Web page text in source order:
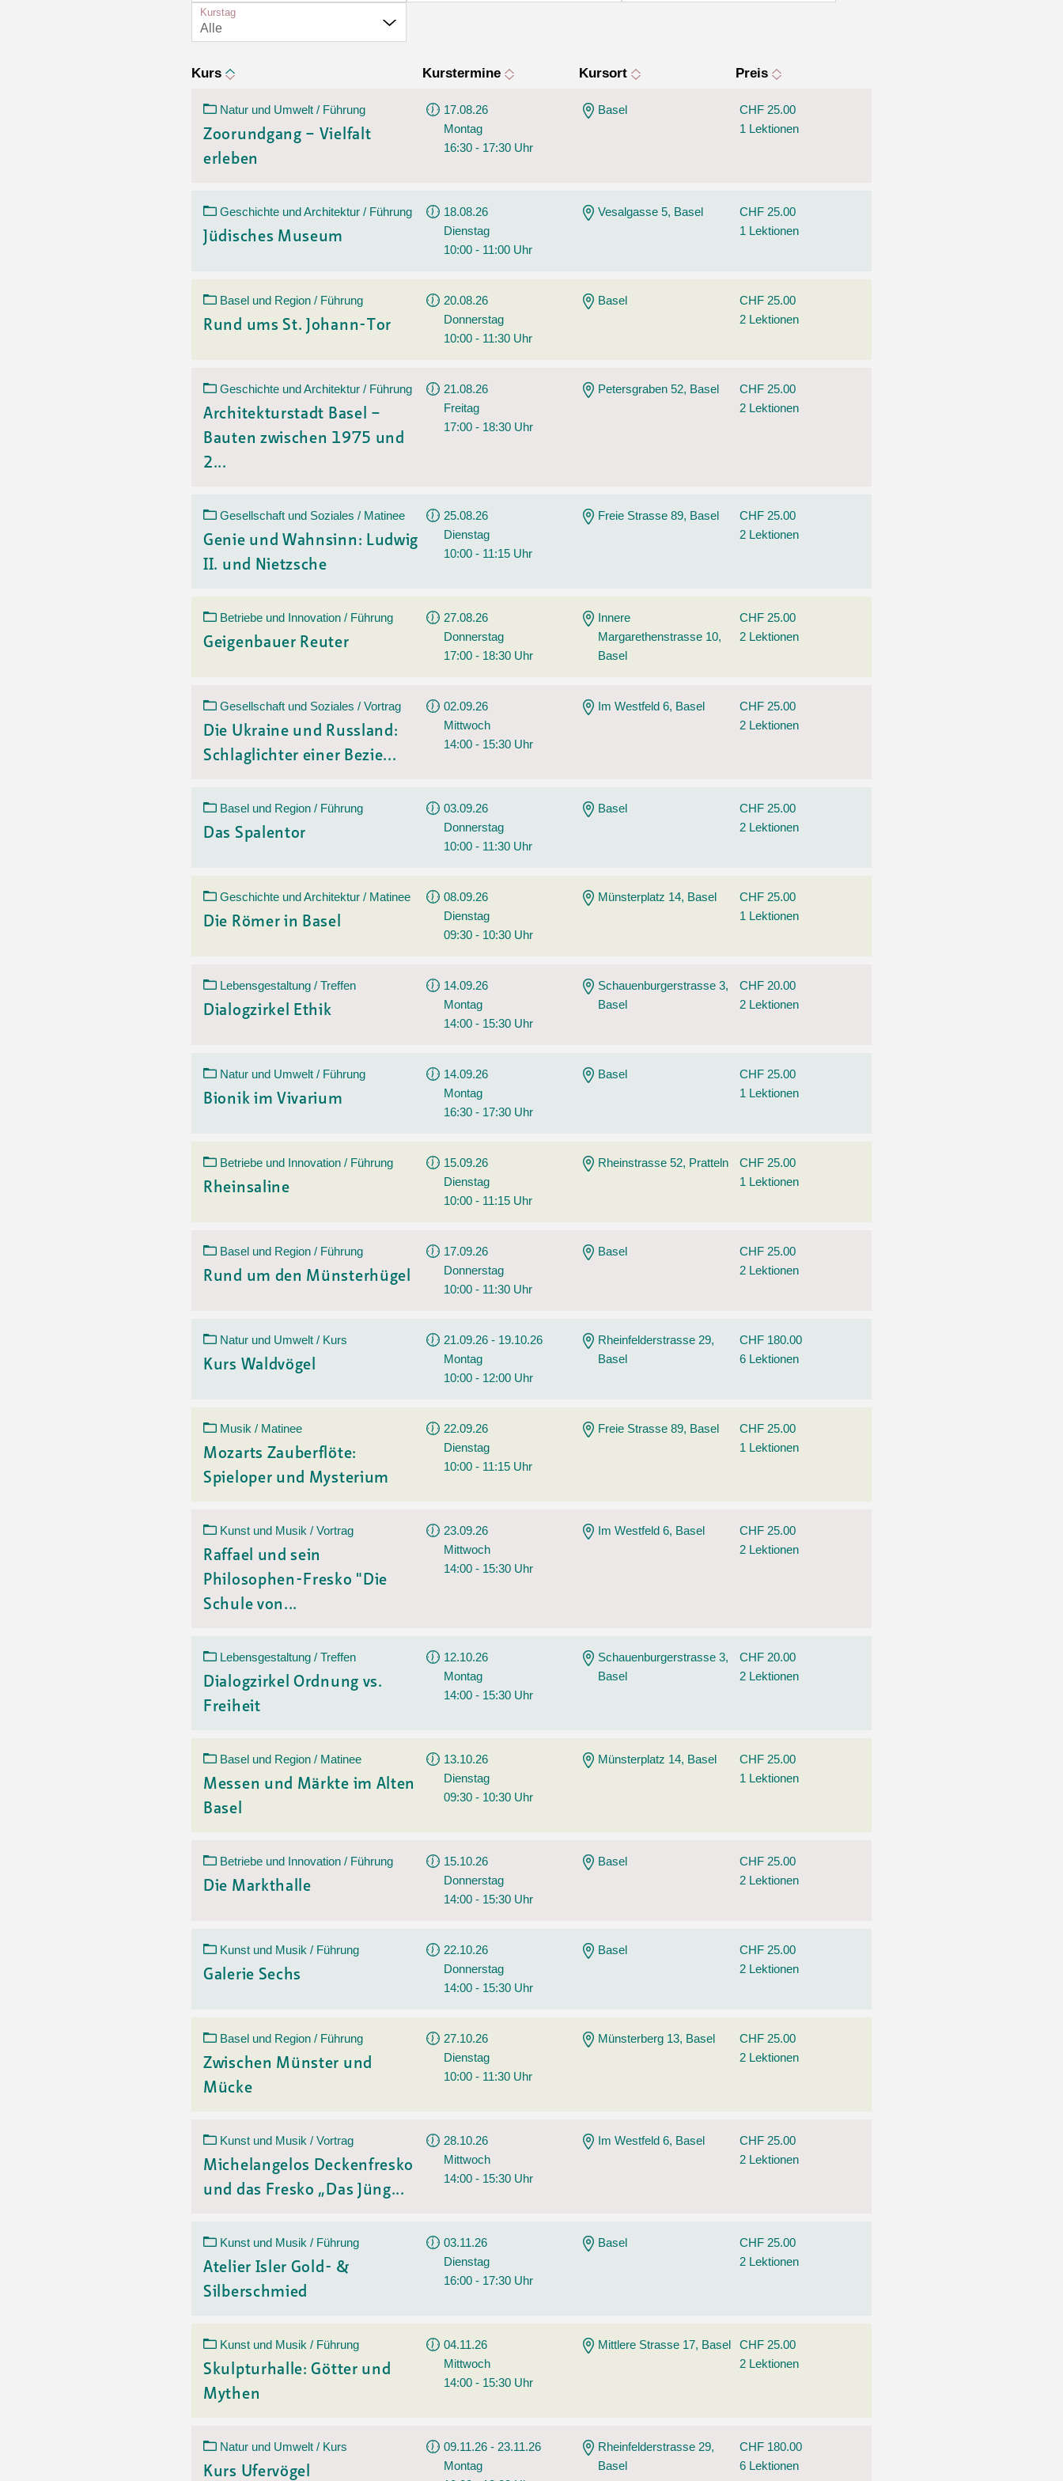
Altersstrategien und Leitbilder
Anleitung für Online Unterricht
Weitere Angebote
Kurstag
Alle
Kurs Kurstermine Kursort Preis
Natur und Umwelt / Führung
Zoorundgang – Vielfalt
erleben
17.08.26
Montag
16:30 - 17:30 Uhr
Basel
CHF 25.00
1 Lektionen
Geschichte und Architektur / Führung
Jüdisches Museum
18.08.26
Dienstag
10:00 - 11:00 Uhr
Vesalgasse 5, Basel
CHF 25.00
1 Lektionen
Basel und Region / Führung
Rund ums St. Johann-Tor
20.08.26
Donnerstag
10:00 - 11:30 Uhr
Basel
CHF 25.00
2 Lektionen
Geschichte und Architektur / Führung
Architekturstadt Basel –
Bauten zwischen 1975 und
2...
21.08.26
Freitag
17:00 - 18:30 Uhr
Petersgraben 52, Basel
CHF 25.00
2 Lektionen
Gesellschaft und Soziales / Matinee
Genie und Wahnsinn: Ludwig
II. und Nietzsche
25.08.26
Dienstag
10:00 - 11:15 Uhr
Freie Strasse 89, Basel
CHF 25.00
2 Lektionen
Betriebe und Innovation / Führung
Geigenbauer Reuter
27.08.26
Donnerstag
17:00 - 18:30 Uhr
Innere
Margarethenstrasse 10,
Basel
CHF 25.00
2 Lektionen
Gesellschaft und Soziales / Vortrag
Die Ukraine und Russland:
Schlaglichter einer Bezie...
02.09.26
Mittwoch
14:00 - 15:30 Uhr
Im Westfeld 6, Basel
CHF 25.00
2 Lektionen
Basel und Region / Führung
Das Spalentor
03.09.26
Donnerstag
10:00 - 11:30 Uhr
Basel
CHF 25.00
2 Lektionen
Geschichte und Architektur / Matinee
Die Römer in Basel
08.09.26
Dienstag
09:30 - 10:30 Uhr
Münsterplatz 14, Basel
CHF 25.00
1 Lektionen
Lebensgestaltung / Treffen
Dialogzirkel Ethik
14.09.26
Montag
14:00 - 15:30 Uhr
Schauenburgerstrasse 3,
Basel
CHF 20.00
2 Lektionen
Natur und Umwelt / Führung
Bionik im Vivarium
14.09.26
Montag
16:30 - 17:30 Uhr
Basel
CHF 25.00
1 Lektionen
Betriebe und Innovation / Führung
Rheinsaline
15.09.26
Dienstag
10:00 - 11:15 Uhr
Rheinstrasse 52, Pratteln
CHF 25.00
1 Lektionen
Basel und Region / Führung
Rund um den Münsterhügel
17.09.26
Donnerstag
10:00 - 11:30 Uhr
Basel
CHF 25.00
2 Lektionen
Natur und Umwelt / Kurs
Kurs Waldvögel
21.09.26 - 19.10.26
Montag
10:00 - 12:00 Uhr
Rheinfelderstrasse 29,
Basel
CHF 180.00
6 Lektionen
Musik / Matinee
Mozarts Zauberflöte:
Spieloper und Mysterium
22.09.26
Dienstag
10:00 - 11:15 Uhr
Freie Strasse 89, Basel
CHF 25.00
1 Lektionen
Kunst und Musik / Vortrag
Raffael und sein
Philosophen-Fresko "Die
Schule von...
23.09.26
Mittwoch
14:00 - 15:30 Uhr
Im Westfeld 6, Basel
CHF 25.00
2 Lektionen
Lebensgestaltung / Treffen
Dialogzirkel Ordnung vs.
Freiheit
12.10.26
Montag
14:00 - 15:30 Uhr
Schauenburgerstrasse 3,
Basel
CHF 20.00
2 Lektionen
Basel und Region / Matinee
Messen und Märkte im Alten
Basel
13.10.26
Dienstag
09:30 - 10:30 Uhr
Münsterplatz 14, Basel
CHF 25.00
1 Lektionen
Betriebe und Innovation / Führung
Die Markthalle
15.10.26
Donnerstag
14:00 - 15:30 Uhr
Basel
CHF 25.00
2 Lektionen
Kunst und Musik / Führung
Galerie Sechs
22.10.26
Donnerstag
14:00 - 15:30 Uhr
Basel
CHF 25.00
2 Lektionen
Basel und Region / Führung
Zwischen Münster und
Mücke
27.10.26
Dienstag
10:00 - 11:30 Uhr
Münsterberg 13, Basel
CHF 25.00
2 Lektionen
Kunst und Musik / Vortrag
Michelangelos Deckenfresko
und das Fresko „Das Jüng...
28.10.26
Mittwoch
14:00 - 15:30 Uhr
Im Westfeld 6, Basel
CHF 25.00
2 Lektionen
Kunst und Musik / Führung
Atelier Isler Gold- &
Silberschmied
03.11.26
Dienstag
16:00 - 17:30 Uhr
Basel
CHF 25.00
2 Lektionen
Kunst und Musik / Führung
Skulpturhalle: Götter und
Mythen
04.11.26
Mittwoch
14:00 - 15:30 Uhr
Mittlere Strasse 17, Basel
CHF 25.00
2 Lektionen
Natur und Umwelt / Kurs
Kurs Ufervögel
09.11.26 - 23.11.26
Montag
Rheinfelderstrasse 29,
Basel
CHF 180.00
6 Lektionen